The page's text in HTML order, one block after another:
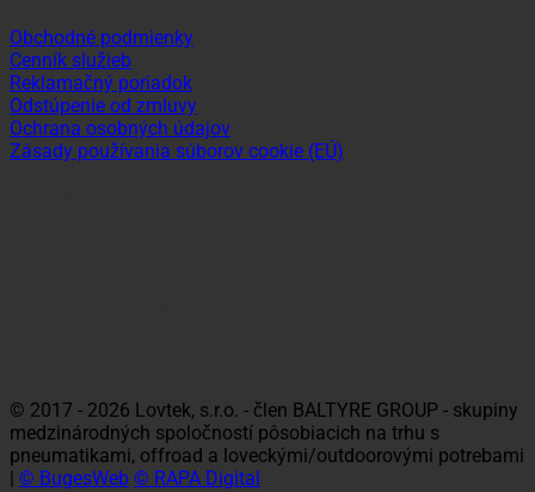
Obchodné podmienky
Cenník služieb
Reklamačný poriadok
Odstúpenie od zmluvy
Ochrana osobných údajov
Zásady používania súborov cookie (EÚ)
© 2017 - 2026 Lovtek, s.r.o. - člen BALTYRE GROUP - skupiny
medzinárodných spoločností pôsobiacich na trhu s
pneumatikami, offroad a loveckými/outdoorovými potrebami
© BugesWeb © RAPA Digital